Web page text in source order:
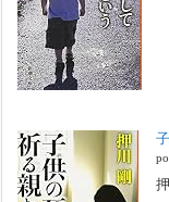
FBS福岡放送『目
2022年2月27日
本日（日曜）深夜1時
されます。「俺がつな
[...]